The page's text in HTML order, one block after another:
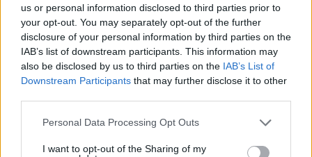
us or personal information disclosed to third parties prior to
your opt-out. You may separately opt-out of the further
disclosure of your personal information by third parties on the
IAB’s list of downstream participants. This information may
also be disclosed by us to third parties on the IAB’s List of
Downstream Participants that may further disclose it to other
Please note that this website/app uses one or more Google
not limited to your visit or usage behaviour. You may click to
Personal Data Processing Opt Outs
I want to opt-out of the Sharing of my
Θεού δεν είναι κάπου εκεί σε κάποιο μέρος,
αλλά είναι μέσα σας» τονίζει ο ηγούμενος της
Μονής Χιλανδαρίου.
«Όταν μιλάμε για τον Άγιο Σάββα, τον
σκεφτόμαστε πάντα ως τον πρώτο Σέρβο
φωτιστή, ως μια πολύ σημαντική